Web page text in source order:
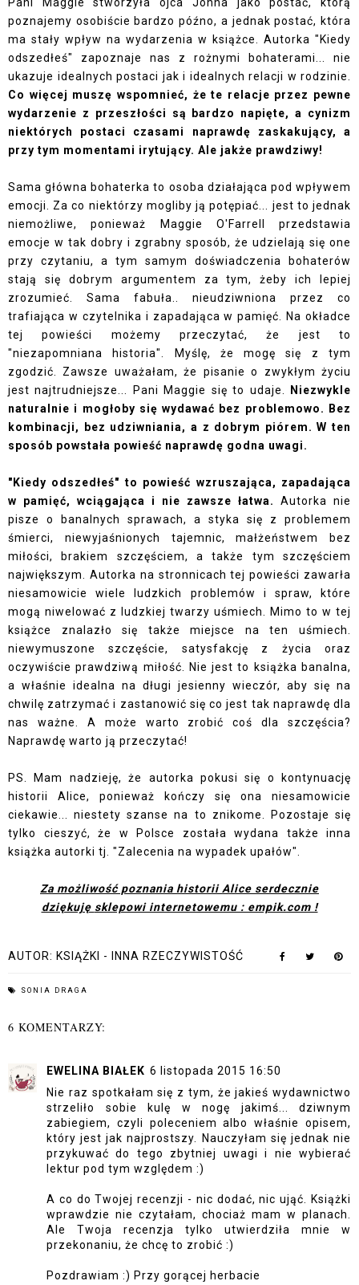
poznajemy osobiście bardzo późno, a jednak postać, która
ma stały wpływ na wydarzenia w książce. Autorka "Kiedy
odszedłeś" zapoznaje nas z rożnymi bohaterami... nie
ukazuje idealnych postaci jak i idealnych relacji w rodzinie.
Co więcej muszę wspomnieć, że te relacje przez pewne
wydarzenie z przeszłości są bardzo napięte, a cynizm
niektórych postaci czasami naprawdę zaskakujący, a
przy tym momentami irytujący. Ale jakże prawdziwy!
Sama główna bohaterka to osoba działająca pod wpływem
emocji. Za co niektórzy mogliby ją potępiać... jest to jednak
niemożliwe, ponieważ Maggie O'Farrell przedstawia
emocje w tak dobry i zgrabny sposób, że udzielają się one
przy czytaniu, a tym samym doświadczenia bohaterów
stają się dobrym argumentem za tym, żeby ich lepiej
zrozumieć. Sama fabuła.. nieudziwniona przez co
trafiająca w czytelnika i zapadająca w pamięć. Na okładce
tej powieści możemy przeczytać, że jest to
"niezapomniana historia". Myślę, że mogę się z tym
zgodzić. Zawsze uważałam, że pisanie o zwykłym życiu
jest najtrudniejsze... Pani Maggie się to udaje.
Niezwykle
naturalnie i mogłoby się wydawać bez problemowo. Bez
kombinacji, bez udziwniania, a z dobrym piórem. W ten
sposób powstała powieść naprawdę godna uwagi.
"Kiedy odszedłeś" to powieść wzruszająca, zapadająca
w pamięć, wciągająca i nie zawsze łatwa. Autorka nie
pisze o banalnych sprawach, a styka się z problemem
śmierci, niewyjaśnionych tajemnic, małżeństwem bez
miłości, brakiem szczęściem, a także tym szczęściem
największym. Autorka na stronnicach tej powieści zawarła
niesamowicie wiele ludzkich problemów i spraw, które
mogą niwelować z ludzkiej twarzy uśmiech. Mimo to w tej
książce znalazło się także miejsce na ten uśmiech.
niewymuszone szczęście, satysfakcję z życia oraz
oczywiście prawdziwą miłość. Nie jest to książka banalna,
a właśnie idealna na długi jesienny wieczór, aby się na
chwilę zatrzymać i zastanowić się co jest tak naprawdę dla
nas ważne. A może warto zrobić coś dla szczęścia?
Naprawdę warto ją przeczytać!
PS. Mam nadzieję, że autorka pokusi się o kontynuację
historii Alice, ponieważ kończy się ona niesamowicie
ciekawie... niestety szanse na to znikome. Pozostaje się
tylko cieszyć, że w Polsce została wydana także inna
książka autorki tj. "Zalecenia na wypadek upałów".
Za możliwość poznania historii Alice serdecznie
dziękuję sklepowi internetowemu : empik.com !
AUTOR: KSIĄŻKI - INNA RZECZYWISTOŚĆ
SONIA DRAGA
6 KOMENTARZY:
EWELINA BIAŁEK 6 listopada 2015 16:50
Nie raz spotkałam się z tym, że jakieś wydawnictwo
strzeliło sobie kulę w nogę jakimś... dziwnym
zabiegiem, czyli poleceniem albo właśnie opisem,
który jest jak najprostszy. Nauczyłam się jednak nie
przykuwać do tego zbytniej uwagi i nie wybierać
lektur pod tym względem :)
A co do Twojej recenzji - nic dodać, nic ująć. Książki
wprawdzie nie czytałam, chociaż mam w planach.
Ale Twoja recenzja tylko utwierdziła mnie w
przekonaniu, że chcę to zrobić :)
Pozdrawiam :) Przy gorącej herbacie